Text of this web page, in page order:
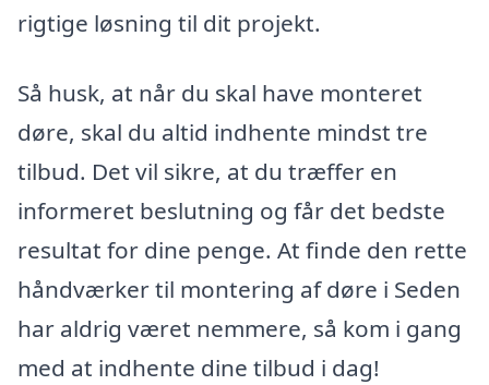
rigtige løsning til dit projekt.
Så husk, at når du skal have monteret
døre, skal du altid indhente mindst tre
tilbud. Det vil sikre, at du træffer en
informeret beslutning og får det bedste
resultat for dine penge. At finde den rette
håndværker til montering af døre i Seden
har aldrig været nemmere, så kom i gang
med at indhente dine tilbud i dag!